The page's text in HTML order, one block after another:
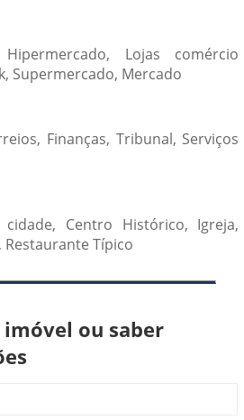
Lojas comércio
Supermercado, Mercado
Finanças, Tribunal, Serviços
Centro Histórico, Igreja,
Típico
ou saber